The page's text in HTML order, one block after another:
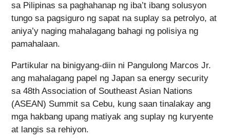
sa Pilipinas sa paghahanap ng iba’t ibang solusyon
tungo sa pagsiguro ng sapat na suplay sa petrolyo, at
aniya’y naging mahalagang bahagi ng polisiya ng
pamahalaan.
Partikular na binigyang-diin ni Pangulong Marcos Jr.
ang mahalagang papel ng Japan sa energy security
sa 48th Association of Southeast Asian Nations
(ASEAN) Summit sa Cebu, kung saan tinalakay ang
mga hakbang upang matiyak ang suplay ng kuryente
at langis sa rehiyon.